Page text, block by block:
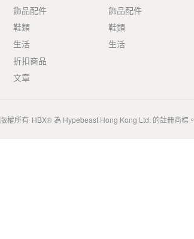
飾品配件
鞋類
生活
折扣商品
文章
飾品配件
鞋類
生活
版權所有 HBX® 為 Hypebeast Hong Kong Ltd. 的註冊商標。